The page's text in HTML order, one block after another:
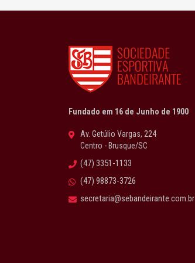
Fundado em 16 de Junho de 1900
Av. Getúlio Vargas, 224
Centro - Brusque/SC
(47) 3351-1133
(47) 98873-3726
secretaria@sebandeirante.com.br